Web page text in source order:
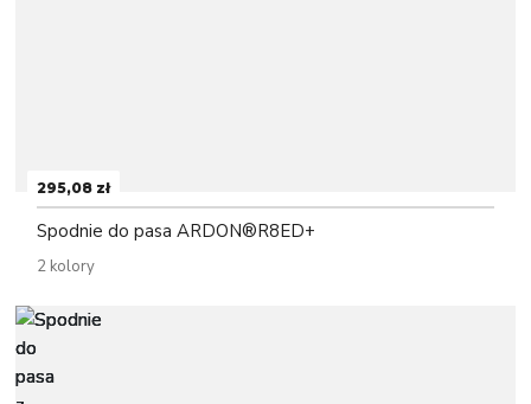
295,08 zł
Spodnie do pasa ARDON®R8ED+
2 kolory